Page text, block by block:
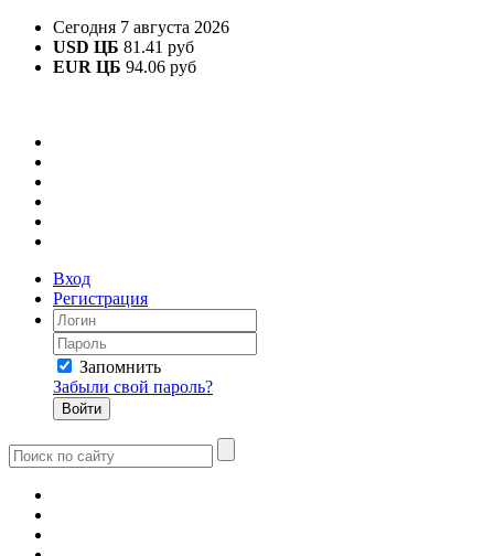
Сегодня 7 августа 2026
USD ЦБ 81.41 руб
EUR ЦБ 94.06 руб
Вход
Регистрация
Запомнить
Забыли свой пароль?